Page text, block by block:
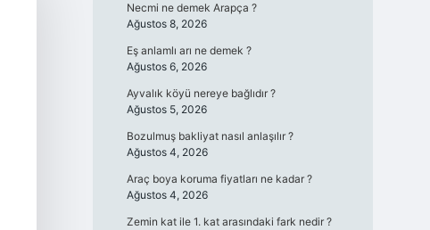
Necmi ne demek Arapça ?
Ağustos 8, 2026
Eş anlamlı arı ne demek ?
Ağustos 6, 2026
Ayvalık köyü nereye bağlıdır ?
Ağustos 5, 2026
Bozulmuş bakliyat nasıl anlaşılır ?
Ağustos 4, 2026
Araç boya koruma fiyatları ne kadar ?
Ağustos 4, 2026
Zemin kat ile 1. kat arasındaki fark nedir ?